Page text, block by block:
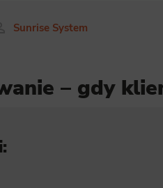
Sunrise System
– gdy